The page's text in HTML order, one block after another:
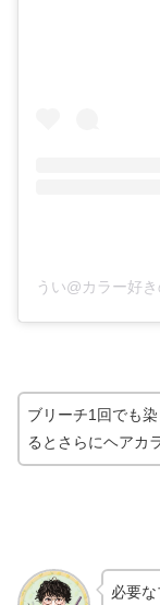
ブリーチ1回でも
るとさらにヘアカ
必要